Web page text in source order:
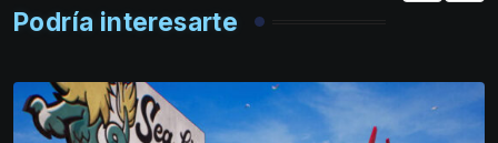
Podría interesarte